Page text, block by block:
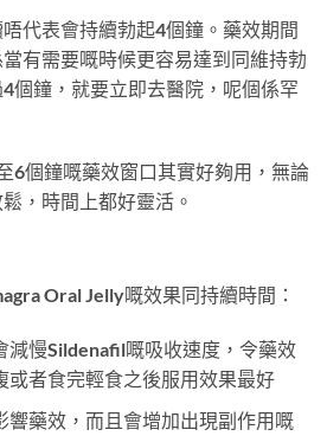
代表會持續勃起4個鐘。藥效期間
有需要嘅時候更容易達到同維持勃
個鐘，就要立即去醫院，呢個係罕
6個鐘嘅藥效窗口其實好夠用，無論
，時間上都好靈活。
Oral Jelly嘅效果同持續時間：
減慢Sildenafil嘅吸收速度，令藥效
或者食完輕食之後服用效果最好
響藥效，而且會增加出現副作用嘅